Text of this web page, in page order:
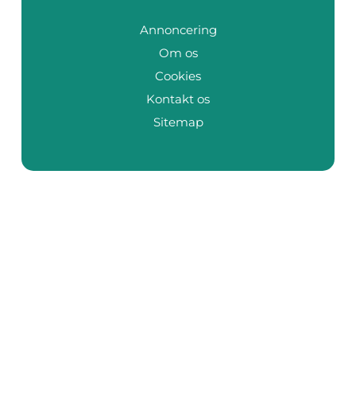
Annoncering
Om os
Cookies
Kontakt os
Sitemap